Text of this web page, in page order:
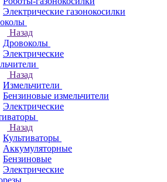
Электрические газонокосилки
Назад
Дровоколы
Электрические
Назад
Измельчители
Бензиновые измельчители
Электрические
Назад
Культиваторы
Аккумуляторные
Бензиновые
Электрические